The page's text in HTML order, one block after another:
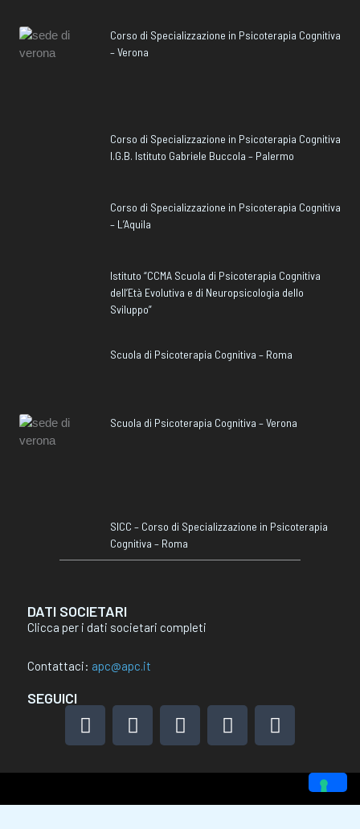
Corso di Specializzazione in Psicoterapia Cognitiva
– Verona
Corso di Specializzazione in Psicoterapia Cognitiva
I.G.B. Istituto Gabriele Buccola – Palermo
Corso di Specializzazione in Psicoterapia Cognitiva
– L’Aquila
Istituto “CCMA Scuola di Psicoterapia Cognitiva
dell’Età Evolutiva e di Neuropsicologia dello
Sviluppo”
Scuola di Psicoterapia Cognitiva – Roma
Scuola di Psicoterapia Cognitiva – Verona
SICC – Corso di Specializzazione in Psicoterapia
Cognitiva – Roma
DATI SOCIETARI
Clicca per i dati societari completi
Contattaci: apc@apc.it
SEGUICI
F
a
e
I
n
t
L
i
k
X
-
w
Y
o
t